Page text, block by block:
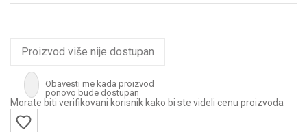
Proizvod više nije dostupan
Obavesti me kada proizvod
ponovo bude dostupan
Morate biti verifikovani korisnik kako bi ste videli cenu proizvoda